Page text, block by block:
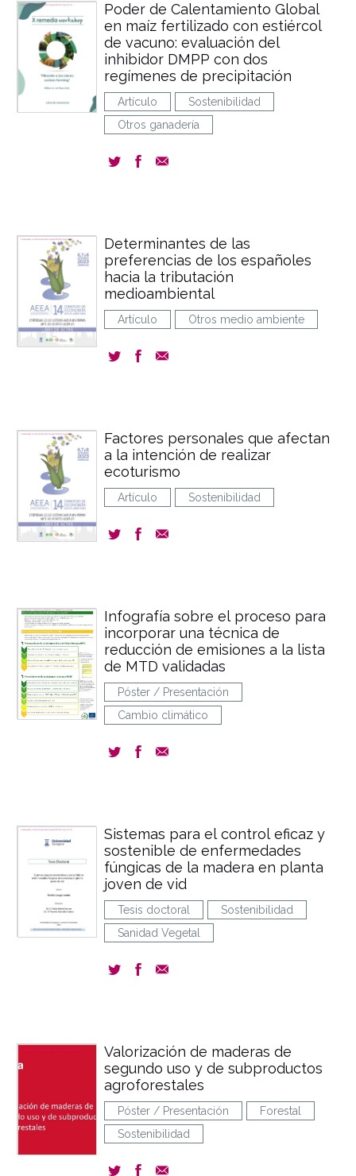
Poder de Calentamiento Global
en maíz fertilizado con estiércol
de vacuno: evaluación del
inhibidor DMPP con dos
regímenes de precipitación
Artículo
Sostenibilidad
Otros ganadería
Determinantes de las
preferencias de los españoles
hacia la tributación
medioambiental
Artículo Otros medio ambiente
Factores personales que afectan
a la intención de realizar
ecoturismo
Artículo Sostenibilidad
Infografía sobre el proceso para
incorporar una técnica de
reducción de emisiones a la lista
de MTD validadas
Póster / Presentación
Cambio climático
Sistemas para el control eficaz y
sostenible de enfermedades
fúngicas de la madera en planta
joven de vid
Tesis doctoral
Sostenibilidad
Sanidad Vegetal
Valorización de maderas de
segundo uso y de subproductos
agroforestales
Póster / Presentación
Forestal
Sostenibilidad